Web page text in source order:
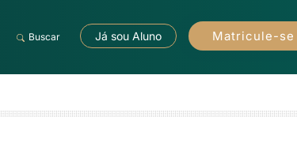
Buscar Já sou Aluno Matricule-se